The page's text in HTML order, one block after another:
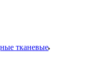
тканевые